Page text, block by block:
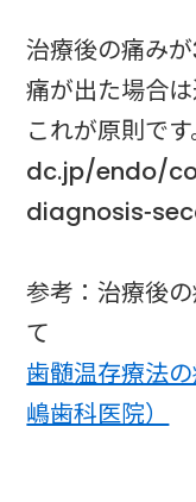
治療後の痛み
痛が出た場合
これが原則
dc.jp/endo/
diagnosis-
参考：治療後
て
歯髄温存療法
嶋歯科医院）